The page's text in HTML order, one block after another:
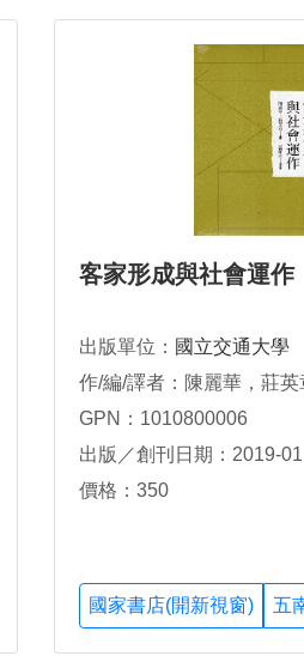
客家形成與社會運作
出版單位： 國立交通大學
作/編/譯者：陳麗華，莊英
GPN：1010800006
出版／創刊日期：2019-01
價格：350
國家書店(開新視窗) 五